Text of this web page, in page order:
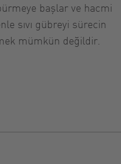
başlar ve hacmi
sıvı gübreyi sürecin
mümkün değildir.